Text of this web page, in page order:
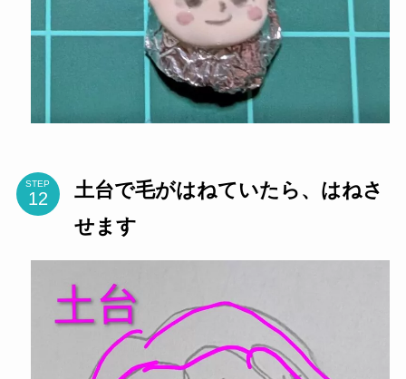
STEP
土台で毛がはねていたら、はねさ
せます